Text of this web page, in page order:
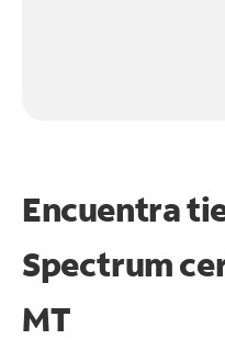
Encuentra
Spectrum
MT